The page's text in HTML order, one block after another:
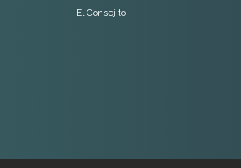
El Consejito